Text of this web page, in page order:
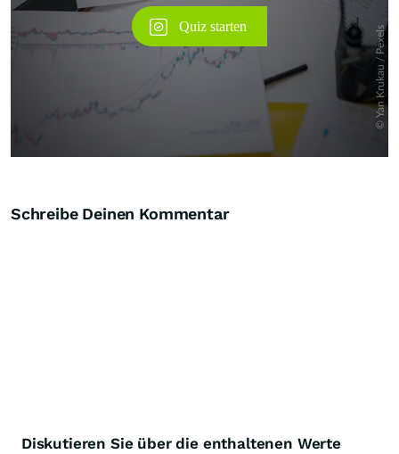
Schreibe Deinen Kommentar
Diskutieren Sie über die enthaltenen Werte